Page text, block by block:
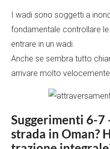
I wadi sono soggetti a
fondamentale controllare
entrare in un wadi.
Anche se sembra tutto
arrivare molto
Suggerimenti 6-7
strada in Oman?